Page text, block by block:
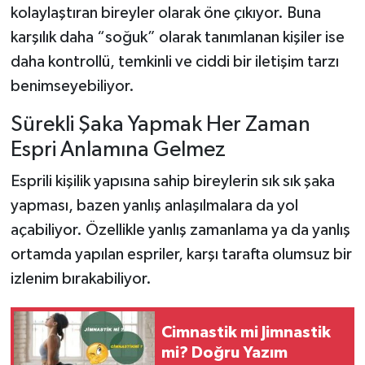
kolaylaştıran bireyler olarak öne çıkıyor. Buna
karşılık daha “soğuk” olarak tanımlanan kişiler ise
daha kontrollü, temkinli ve ciddi bir iletişim tarzı
benimseyebiliyor.
Sürekli Şaka Yapmak Her Zaman
Espri Anlamına Gelmez
Esprili kişilik yapısına sahip bireylerin sık sık şaka
yapması, bazen yanlış anlaşılmalara da yol
açabiliyor. Özellikle yanlış zamanlama ya da yanlış
ortamda yapılan espriler, karşı tarafta olumsuz bir
izlenim bırakabiliyor.
Cimnastik mi Jimnastik
mi? Doğru Yazım